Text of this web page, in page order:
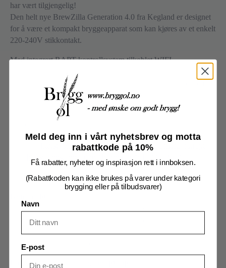
har vært tilgjengelig!
Den helt nye BrewZilla Generation 4.0 fra Kegland er designet
for å være et kompakt bryggeapparat som kan kjøres av et enkelt
220-240V stikkontakt.
Med integrert RAPT kontrollsystem tilkoblet WIFI
har man mulighet til å sette opp profiler, utsette oppvarming,
fjernstyring og mye mer. Dette apparatet er ideelt for alle som
ønsker å ta steget inn i all grain brygging, samtidig som de
ønsker full kontroll over batchen fra start til slutt.
https://play.google.com/store/apps/details?id=io.rapt
https://apps.apple.com/th/app/rapt/id1573192994
Egenskaper for BrewZilla 4.0:
Generasjon 4 kommer med et nytt design der bunnen er konkav,
med uttaket til pumpe og kran i midten. Dette gjør at man får ut
også apparatet bedre egnet for CIP rengjøring!
Falskbunn for filtrering mot pumpe
Meld deg inn i vårt nyhetsbrev og motta
rabattkode på 10%
Få rabatter, nyheter og inspirasjon rett i innboksen.
(Rabattkoden kan ikke brukes på varer under kategori
brygging eller på tilbudsvarer)
Navn
E-post